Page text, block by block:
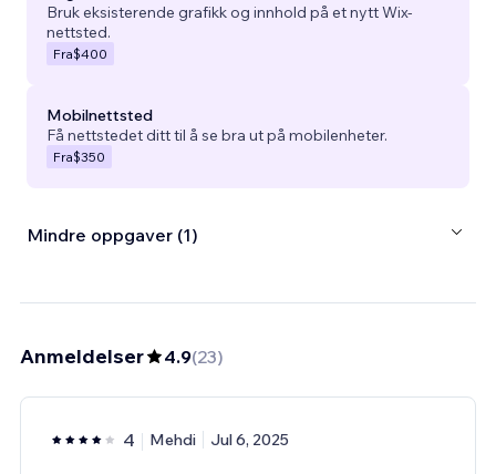
Bruk eksisterende grafikk og innhold på et nytt Wix-
nettsted.
Fra$400
Mobilnettsted
Få nettstedet ditt til å se bra ut på mobilenheter.
Fra$350
Mindre oppgaver (1)
Anmeldelser 4.9(23)
4 Mehdi Jul 6, 2025